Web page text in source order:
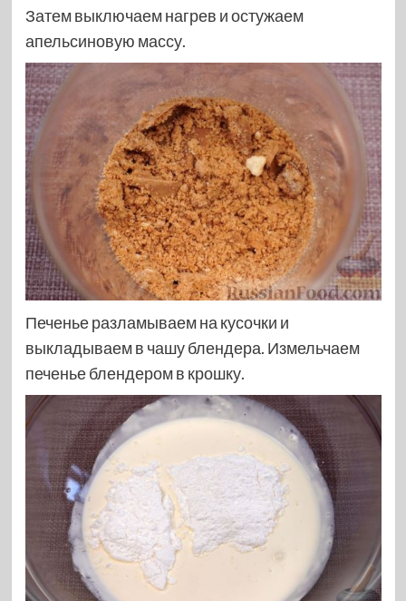
Затем выключаем нагрев и остужаем
апельсиновую массу.
Печенье разламываем на кусочки и
выкладываем в чашу блендера. Измельчаем
печенье блендером в крошку.